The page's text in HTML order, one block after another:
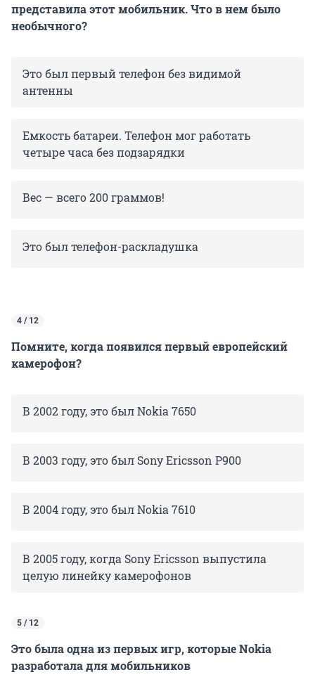
представила этот мобильник. Что в нем было
необычного?
Это был первый телефон без видимой
антенны
Емкость батареи. Телефон мог работать
четыре часа без подзарядки
Вес — всего 200 граммов!
Это был телефон-раскладушка
4 / 12
Помните, когда появился первый европейский
камерофон?
В 2002 году, это был Nokia 7650
В 2003 году, это был Sony Ericsson P900
В 2004 году, это был Nokia 7610
В 2005 году, когда Sony Ericsson выпустила
целую линейку камерофонов
5 / 12
Это была одна из первых игр, которые Nokia
разработала для мобильников